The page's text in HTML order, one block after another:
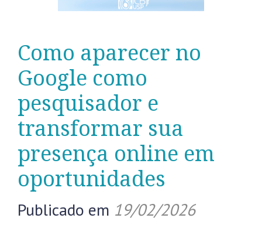
Como aparecer no
Google como
pesquisador e
transformar sua
presença online em
oportunidades
Publicado em 19/02/2026